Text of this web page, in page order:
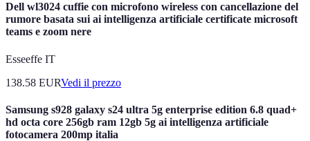
Dell wl3024 cuffie con microfono wireless con cancellazione del
rumore basata sui ai intelligenza artificiale certificate microsoft
teams e zoom nere
Esseeffe IT
138.58 EURVedi il prezzo
Samsung s928 galaxy s24 ultra 5g enterprise edition 6.8 quad+
hd octa core 256gb ram 12gb 5g ai intelligenza artificiale
fotocamera 200mp italia